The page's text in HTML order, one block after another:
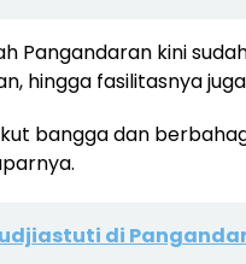
Pangandaran kini
hingga fasilitasnya juga
bangga dan
di